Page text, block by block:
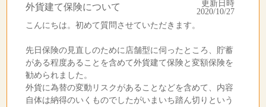
外貨建て保険について
更新日時
2020/10/27
こんにちは。初めて質問させていただきます。
先日保険の見直しのために店舗型に伺ったところ、貯蓄
がある程度あることを含めて外貨建て保険と変額保険を
勧められました。
外貨に為替の変動リスクがあることなどを含めて、内容
自体は納得のいくものでしたがいまいち踏ん切りという